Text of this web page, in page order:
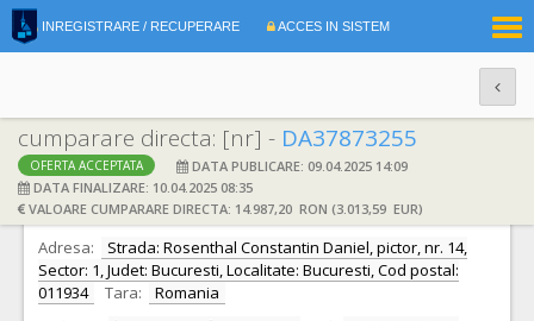
INREGISTRARE / RECUPERARE ACCES IN SISTEM
cumparare directa: [nr] - DA37873255
OFERTA ACCEPTATA
DATA PUBLICARE: 09.04.2025 14:09
DATA FINALIZARE: 10.04.2025 08:35
VALOARE CUMPARARE DIRECTA: 14.987,20 RON (3.013,59 EUR)
DATE IDENTIFICARE OFERTANT
Ofertant: S.C. FARMEXIM S.A. S.A. CIF: 335278
Adresa:
Strada: Rosenthal Constantin Daniel, pictor, nr. 14,
Sector: 1, Judet: Bucuresti, Localitate: Bucuresti, Cod postal:
011934
Tara:
Romania